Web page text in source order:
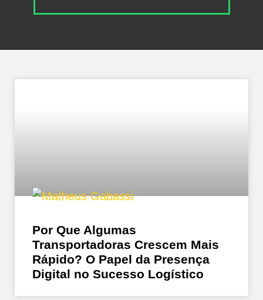
Por Que Algumas
Transportadoras Crescem Mais
Rápido? O Papel da Presença
Digital no Sucesso Logístico